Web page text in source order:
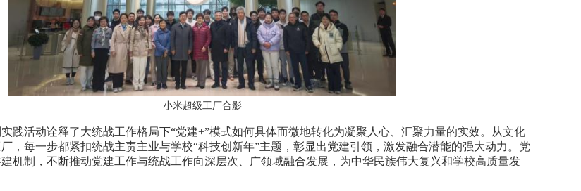
小米超级工厂合影
活动诠释了大统战工作格局下“党建+”模式如何具体而微地转化为凝聚人心、汇聚力量的实效。从文化
，每一步都紧扣统战主责主业与学校“科技创新年”主题，彰显出党建引领，激发融合潜能的强大动力。党
机制，不断推动党建工作与统战工作向深层次、广领域融合发展，为中华民族伟大复兴和学校高质量发